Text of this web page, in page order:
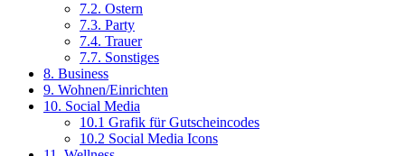
7.2. Ostern
7.3. Party
7.4. Trauer
7.7. Sonstiges
8. Business
9. Wohnen/Einrichten
10. Social Media
10.1 Grafik für Gutscheincodes
10.2 Social Media Icons